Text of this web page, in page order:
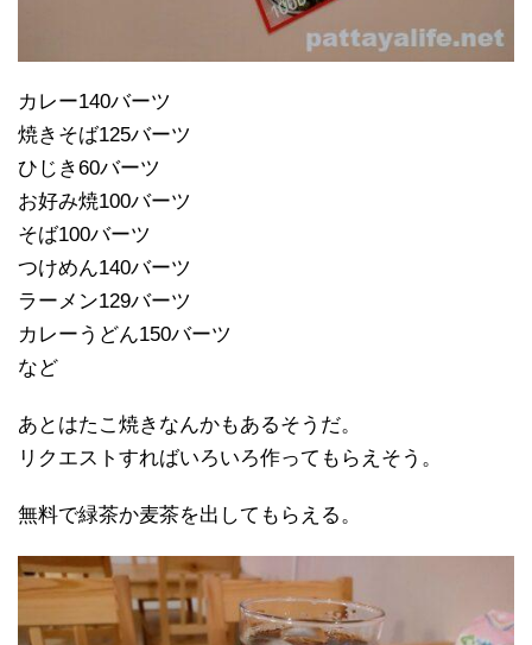
カレー140バーツ
焼きそば125バーツ
ひじき60バーツ
お好み焼100バーツ
そば100バーツ
つけめん140バーツ
ラーメン129バーツ
カレーうどん150バーツ
など
あとはたこ焼きなんかもあるそうだ。
リクエストすればいろいろ作ってもらえそう。
無料で緑茶か麦茶を出してもらえる。